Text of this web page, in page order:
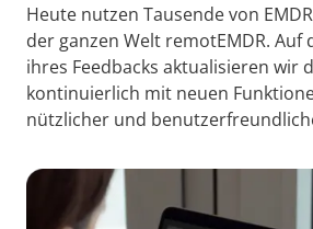
Heute nutzen Tausende von
der ganzen Welt remotEMDR. Auf
ihres Feedbacks aktualisieren wir
kontinuierlich mit neuen
nützlicher und